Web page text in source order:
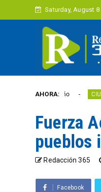
Saturday, August 8
AHORA:CIUDAD ACTIVA
Fuerza
pueblos
Redacción 365
Facebook